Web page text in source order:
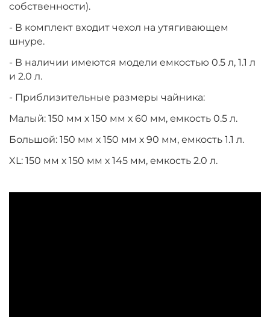
собственности).
- В комплект входит чехол на утягивающем
шнуре.
- В наличии имеются модели емкостью 0.5 л, 1.1 л
и 2.0 л.
- Приблизительные размеры чайника:
Малый: 150 мм х 150 мм х 60 мм, емкость 0.5 л.
Большой: 150 мм х 150 мм х 90 мм, емкость 1.1 л.
XL: 150 мм х 150 мм х 145 мм, емкость 2.0 л.